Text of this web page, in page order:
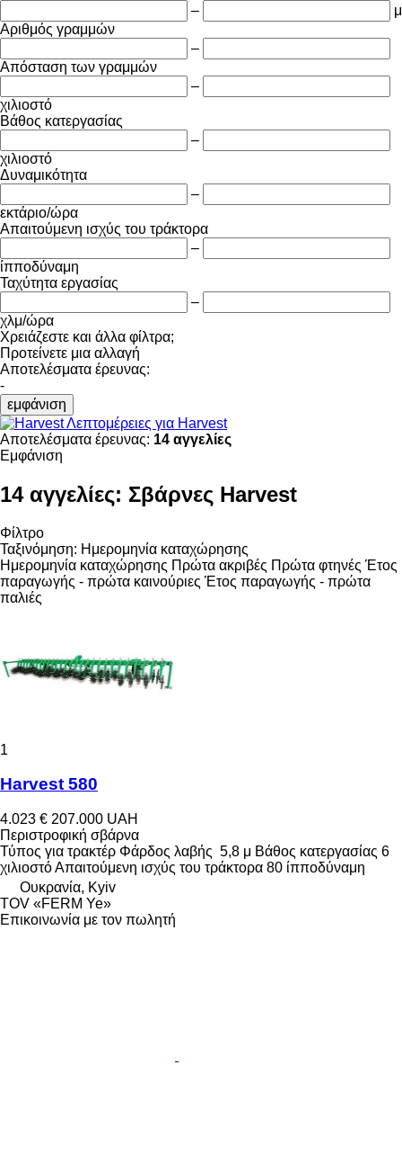
–
μ
Αριθμός γραμμών
–
Απόσταση των γραμμών
–
χιλιοστό
Βάθος κατεργασίας
–
χιλιοστό
Δυναμικότητα
–
εκτάριο/ώρα
Απαιτούμενη ισχύς του τράκτορα
–
ίπποδύναμη
Ταχύτητα εργασίας
–
χλμ/ώρα
Χρειάζεστε και άλλα φίλτρα;
Προτείνετε μια αλλαγή
Αποτελέσματα έρευνας:
-
εμφάνιση
Λεπτομέρειες για Harvest
Αποτελέσματα έρευνας: 14 αγγελίες
Εμφάνιση
14 αγγελίες: Σβάρνες Harvest
Φίλτρο
Ταξινόμηση: Ημερομηνία καταχώρησης
Ημερομηνία καταχώρησης Πρώτα ακριβές Πρώτα φτηνές Έτος
παραγωγής - πρώτα καινούριες Έτος παραγωγής - πρώτα
παλιές
1
Harvest 580
4.023 € 207.000 UAH
Περιστροφική σβάρνα
Τύπος για τρακτέρ Φάρδος λαβής 5,8 μ Βάθος κατεργασίας 6
χιλιοστόΑπαιτούμενη ισχύς του τράκτορα 80 ίπποδύναμη
Ουκρανία, Kyiv
TOV «FERM Ye»
Επικοινωνία με τον πωλητή